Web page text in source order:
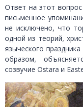
Ответ на этот
письменное
не исключено, что
одной из теорий,
языческого
образом,
созвучие Ostara и